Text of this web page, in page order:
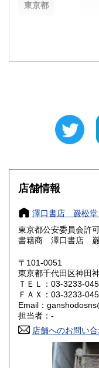
東京都
大阪府
奈良県
鳥取県
岡山県
山口県
香川県
高知県
店舗情報
澤口書店 巌松堂
東京都公安委員会許
書籍商 澤口書店 巌
〒101-0051
東京都千代田区神
ＴＥＬ：03-3233-
ＦＡＸ：03-3233-
Email：
担当者：-
店舗へのお問い